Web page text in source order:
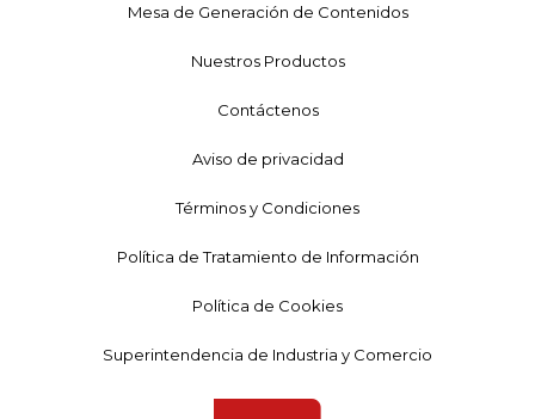
Mesa de Generación de Contenidos
Nuestros Productos
Contáctenos
Aviso de privacidad
Términos y Condiciones
Política de Tratamiento de Información
Política de Cookies
Superintendencia de Industria y Comercio